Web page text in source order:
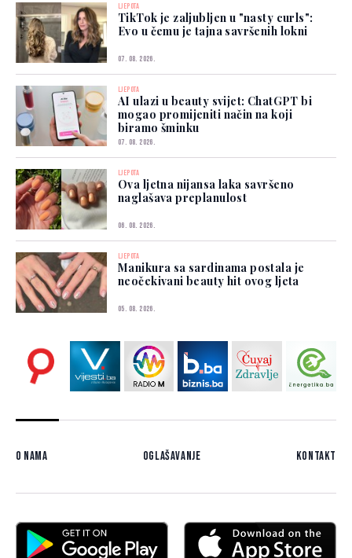
LJEPOTA
TikTok je zaljubljen u "nasty curls":
Evo u čemu je tajna savršenih lokni
07. 08. 2026.
LJEPOTA
AI ulazi u beauty svijet: ChatGPT bi
mogao promijeniti način na koji
biramo šminku
07. 08. 2026.
LJEPOTA
Ova ljetna nijansa laka savršeno
naglašava preplanulost
06. 08. 2026.
LJEPOTA
Manikura sa sardinama postala je
neočekivani beauty hit ovog ljeta
05. 08. 2026.
O nama Oglašavanje Kontakt